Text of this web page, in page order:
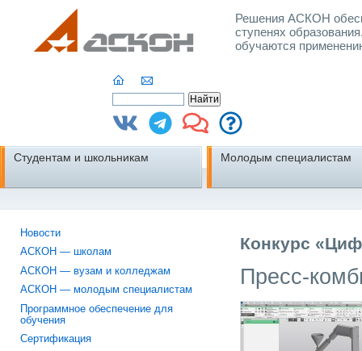
Решения АСКОН
ступенях
обучаются
Студентам и школьникам Молодым специалистам
Новости
АСКОН — школам
АСКОН — вузам и колледжам
АСКОН — молодым специалистам
Программное обеспечение для
обучения
Сертификация
Конкурс
Пресс-